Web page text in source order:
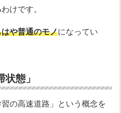
わけです。
や普通のモノになってい
状態」
の高速道路」という概念を